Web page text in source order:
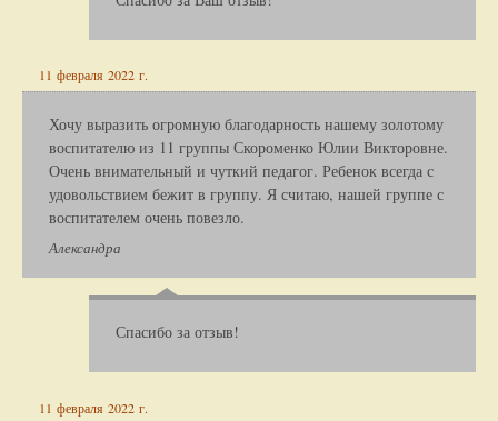
11 февраля 2022 г.
Хочу выразить огромную благодарность нашему золотому
воспитателю из 11 группы Скороменко Юлии Викторовне.
Очень внимательный и чуткий педагог. Ребенок всегда с
удовольствием бежит в группу. Я считаю, нашей группе с
воспитателем очень повезло.
Александра
Спасибо за отзыв!
11 февраля 2022 г.